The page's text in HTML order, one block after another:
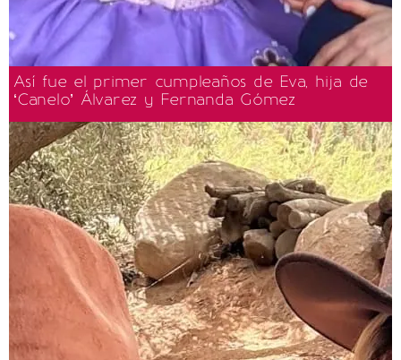
Así fue el primer cumpleaños de Eva, hija de
‘Canelo’ Álvarez y Fernanda Gómez